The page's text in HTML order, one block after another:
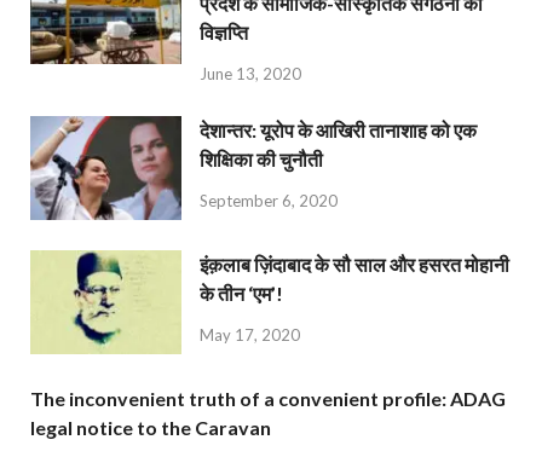
विज्ञप्ति
June 13, 2020
देशान्‍तर: यूरोप के आखिरी तानाशाह को एक
शिक्षिका की चुनौती
September 6, 2020
इंक़लाब ज़िंदाबाद के सौ साल और हसरत मोहानी
के तीन ‘एम’!
May 17, 2020
The inconvenient truth of a convenient profile: ADAG
legal notice to the Caravan